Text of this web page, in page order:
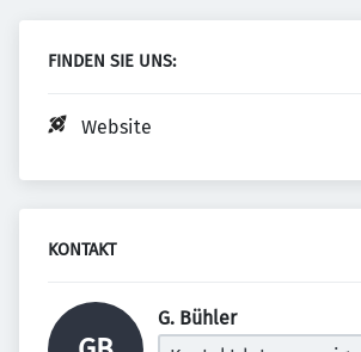
FINDEN SIE UNS:
Website
KONTAKT
G. Bühler